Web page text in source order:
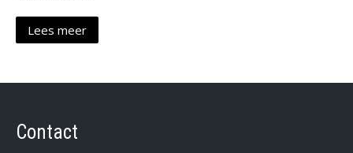
Lees meer
Contact